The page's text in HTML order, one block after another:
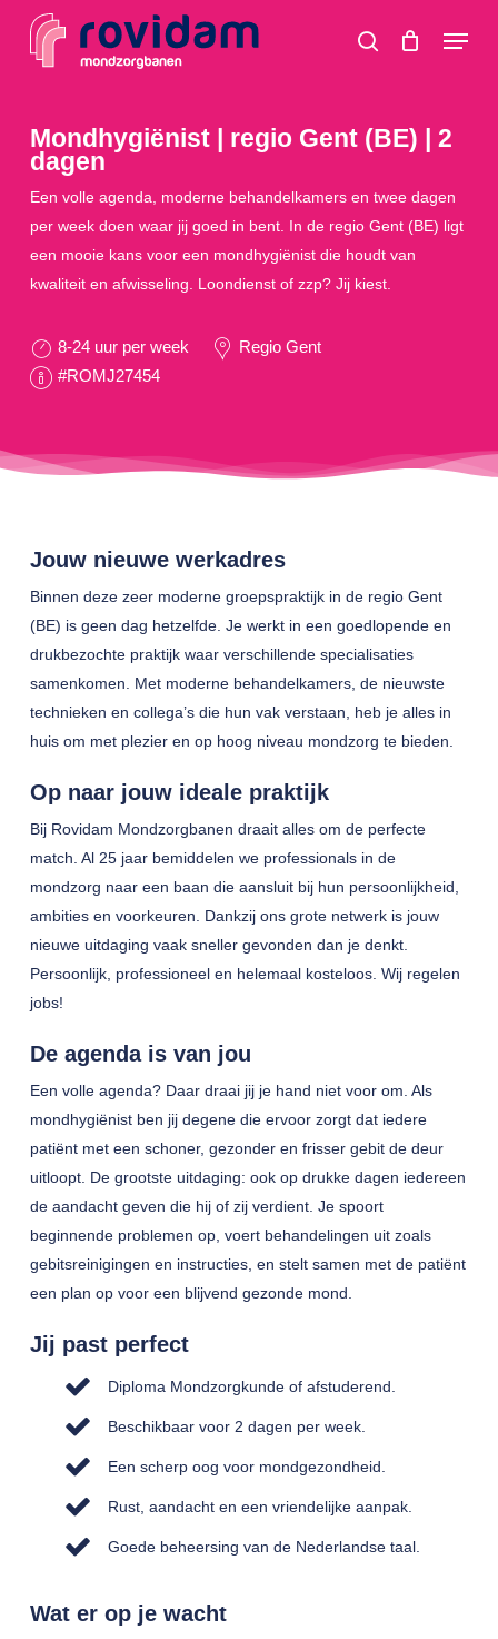
search
Menu
Mondhygiënist | regio Gent (BE) | 2
dagen
Een volle agenda, moderne behandelkamers en twee dagen
per week doen waar jij goed in bent. In de regio Gent (BE) ligt
een mooie kans voor een mondhygiënist die houdt van
kwaliteit en afwisseling. Loondienst of zzp? Jij kiest.
8-24 uur per week
Regio Gent
#ROMJ27454
Jouw nieuwe werkadres
Binnen deze zeer moderne groepspraktijk in de regio Gent
(BE) is geen dag hetzelfde. Je werkt in een goedlopende en
drukbezochte praktijk waar verschillende specialisaties
samenkomen. Met moderne behandelkamers, de nieuwste
technieken en collega’s die hun vak verstaan, heb je alles in
huis om met plezier en op hoog niveau mondzorg te bieden.
Op naar jouw ideale praktijk
Bij Rovidam Mondzorgbanen draait alles om de perfecte
match. Al 25 jaar bemiddelen we professionals in de
mondzorg naar een baan die aansluit bij hun persoonlijkheid,
ambities en voorkeuren. Dankzij ons grote netwerk is jouw
nieuwe uitdaging vaak sneller gevonden dan je denkt.
Persoonlijk, professioneel en helemaal kosteloos. Wij regelen
jobs!
De agenda is van jou
Een volle agenda? Daar draai jij je hand niet voor om. Als
mondhygiënist ben jij degene die ervoor zorgt dat iedere
patiënt met een schoner, gezonder en frisser gebit de deur
uitloopt. De grootste uitdaging: ook op drukke dagen iedereen
de aandacht geven die hij of zij verdient. Je spoort
beginnende problemen op, voert behandelingen uit zoals
gebitsreinigingen en instructies, en stelt samen met de patiënt
een plan op voor een blijvend gezonde mond.
Jij past perfect
Diploma Mondzorgkunde of afstuderend.
Beschikbaar voor 2 dagen per week.
Een scherp oog voor mondgezondheid.
Rust, aandacht en een vriendelijke aanpak.
Goede beheersing van de Nederlandse taal.
Wat er op je wacht